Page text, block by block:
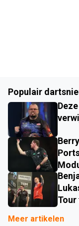
Populair
Meer artikelen